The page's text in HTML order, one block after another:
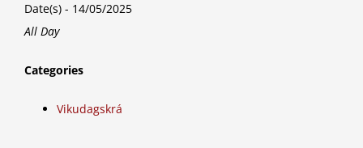
Date(s) - 14/05/2025
All Day
Categories
Vikudagskrá